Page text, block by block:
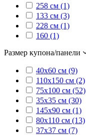
258 см (1)
133 см (3)
228 см (1)
160 (1)
Размер купона/панели
40х60 см (9)
110х150 см (2)
75х100 см (52)
35х35 см (30)
145х90 см (1)
80х110 см (13)
37х37 см (7)